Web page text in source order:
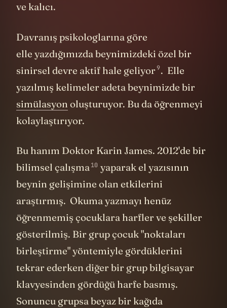
ve kalıcı.
Davranış psikologlarına göre
elle yazdığımızda beynimizdeki özel bir
sinirsel devre aktif hale geliyor9. Elle
yazılmış kelimeler adeta beynimizde bir
simülasyon oluşturuyor. Bu da öğrenmeyi
kolaylaştırıyor.
Bu hanım Doktor Karin James. 2012'de bir
bilimsel çalışma10 yaparak el yazısının
beynin gelişimine olan etkilerini
araştırmış. Okuma yazmayı henüz
öğrenmemiş çocuklara harfler ve şekiller
gösterilmiş. Bir grup çocuk "noktaları
birleştirme" yöntemiyle gördüklerini
tekrar ederken diğer bir grup bilgisayar
klavyesinden gördüğü harfe basmış.
Sonuncu grupsa beyaz bir kağıda